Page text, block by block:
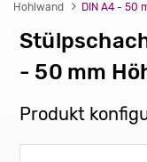
Hohlwand
DIN A4 - 50
- 50 mm
Produkt